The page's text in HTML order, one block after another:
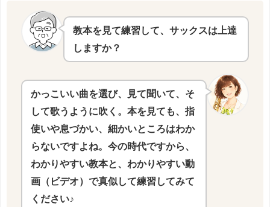
教本を見て練習して、サックスは上達
しますか？
かっこいい曲を選び、見て聞いて、そ
して歌うように吹く。本を見ても、指
使いや息づかい、細かいところはわか
らないですよね。今の時代ですから、
わかりやすい教本と、わかりやすい動
画（ビデオ）で真似して練習してみて
ください♪